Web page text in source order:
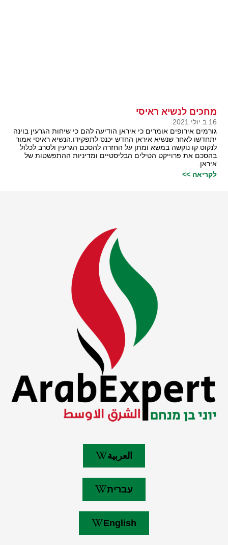
מחכים לנשיא ראיסי
16 ב יולי 2021
גורמים אירופים אומרים כי איראן הודיעה להם כי שיחות הגרעין בוינה
יתחדשו לאחר שנשיא איראן החדש יכנס לתפקידו.הנשיא ראיסי אמור
לנקוט קו נוקשה במשא ומתן על החזרה להסכם הגרעין ולסרב לכלול
בהסכם את פרוייקט הטילים הבליסטיים ומדיניות ההתפשטות של
איראן.
לקריאה >>
العربية
עברית
English